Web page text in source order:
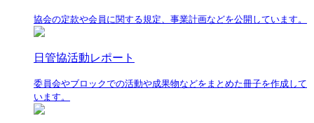
協会の定款や会員に関する規定、事業計画などを公開しています。
日管協活動レポート
委員会やブロックでの活動や成果物などをまとめた冊子を作成して
います。